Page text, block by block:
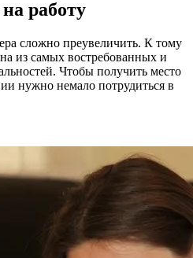
работу
сложно преувеличить. К тому
из самых востребованных и
Чтобы получить место
нужно немало потрудиться в